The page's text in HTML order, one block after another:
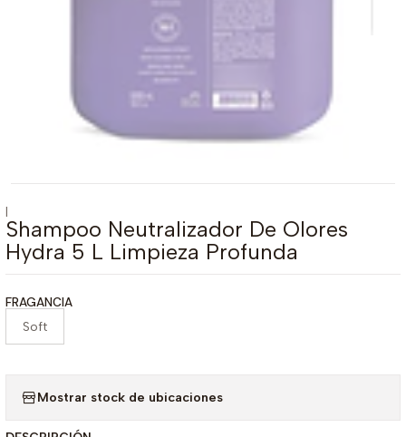
|
Shampoo Neutralizador De Olores
Hydra 5 L Limpieza Profunda
FRAGANCIA
Soft
Mostrar stock de ubicaciones